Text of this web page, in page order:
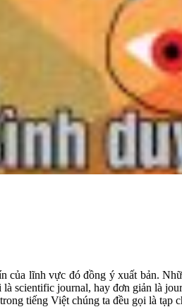
của lĩnh vực đó đồng ý xuất bản.
scientific journal, hay đơn giản là
tiếng Việt chúng ta đều gọi là tạp